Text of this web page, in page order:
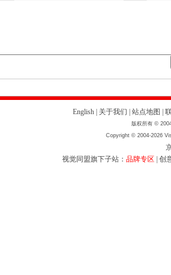
English 关于我们 站点地图
版权所有 ©
Copyright © 2004-2026
视觉同盟旗下子站： 品牌专区 创